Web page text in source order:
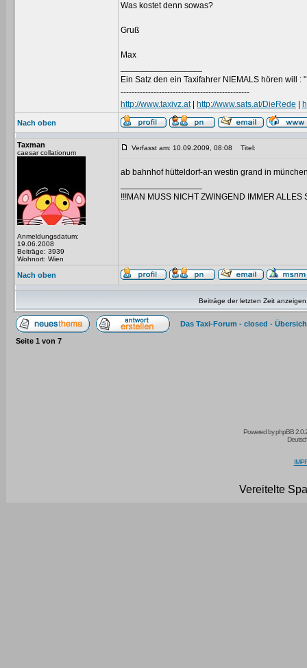
Was kostet denn sowas?
Gruß
Max
Ein Satz den ein Taxifahrer NIEMALS hören will :
-----------------------------------------------
http://www.taxivz.at| http://www.sats.at/DieRede
Nach oben
Taxman
caesar collationum
Anmeldungsdatum:
19.06.2008
Beiträge: 3939
Wohnort: Wien
Verfasst am: 10.09.2009, 08:08 Titel:
ab bahnhof hütteldorf-an westin grand in
!!!MAN MUSS NICHT ZWINGEND IMMER
Nach oben
Beiträge der letzten Zeit
Das Taxi-Forum - closed -
Seite 1 von 7
Powered byphpBB
Vereitelte